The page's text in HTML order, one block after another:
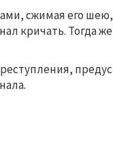
сжимая его
кричать. Тогда